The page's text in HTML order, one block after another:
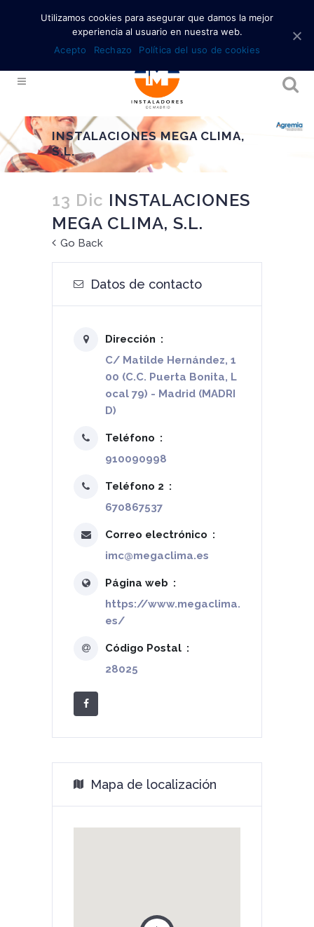
INSTALACIONES MEGA CLIMA,
S.L.
13 Dic INSTALACIONES
MEGA CLIMA, S.L.
Go Back
Datos de contacto
Dirección
C/ Matilde Hernández, 1
00 (C.C. Puerta Bonita, L
ocal 79) - Madrid (MADRI
D)
Teléfono
910090998
Teléfono 2
670867537
Correo electrónico
imc@megaclima.es
Página web
https://www.megaclima.
es/
Código Postal
28025
Mapa de localización
Utilizamos cookies para asegurar que damos la mejor
experiencia al usuario en nuestra web.
Acepto
Rechazo Política del uso de cookies